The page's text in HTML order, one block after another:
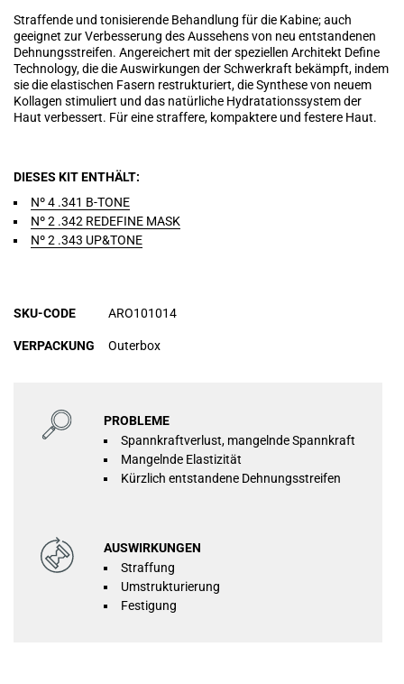
Straffende und tonisierende Behandlung für die Kabine; auch
geeignet zur Verbesserung des Aussehens von neu entstandenen
Dehnungsstreifen. Angereichert mit der speziellen Architekt Define
Technology, die die Auswirkungen der Schwerkraft bekämpft, indem
sie die elastischen Fasern restrukturiert, die Synthese von neuem
Kollagen stimuliert und das natürliche Hydratationssystem der
Haut verbessert. Für eine straffere, kompaktere und festere Haut.
DIESES KIT ENTHÄLT
Nº 4 .341 B-TONE
Nº 2 .342 REDEFINE MASK
Nº 2 .343 UP&TONE
SKU-CODE ARO101014
VERPACKUNG Outerbox
PROBLEME
Spannkraftverlust, mangelnde Spannkraft
Mangelnde Elastizität
Kürzlich entstandene Dehnungsstreifen
AUSWIRKUNGEN
Straffung
Umstrukturierung
Festigung